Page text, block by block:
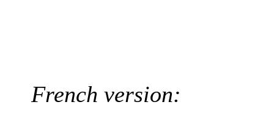
French version: